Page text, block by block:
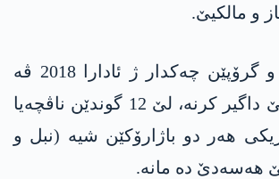
و مالکیێ.
ئارتێشا ترکیێ و گرۆپێن چەکدار ژ ئادارا 2018 ڤە
ھەرێما عەفرینێ داگیر کرنە، لێ 12 گوندێن ناڤچەیا
ھەر دو باژارۆکێن شیە (نبل و
ھەسەدێ دە مانە.